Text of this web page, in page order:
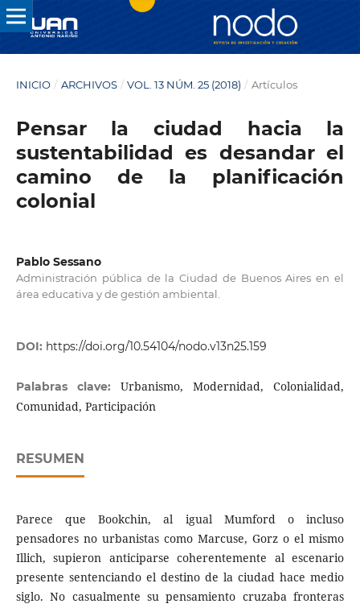
INICIO / ARCHIVOS / VOL. 13 NÚM. 25 (2018) / Artículos
Pensar la ciudad hacia la
sustentabilidad es desandar el
camino de la planificación
colonial
Pablo Sessano
Administración pública de la Ciudad de Buenos Aires en el
área educativa y de gestión ambiental.
DOI: https://doi.org/10.54104/nodo.v13n25.159
Palabras clave: Urbanismo, Modernidad, Colonialidad,
Comunidad, Participación
RESUMEN
Parece que Bookchin, al igual Mumford o incluso
pensadores no urbanistas como Marcuse, Gorz o el mismo
Illich, supieron anticiparse coherentemente al escenario
presente sentenciando el destino de la ciudad hace medio
siglo. No casualmente su pensamiento cruzaba fronteras